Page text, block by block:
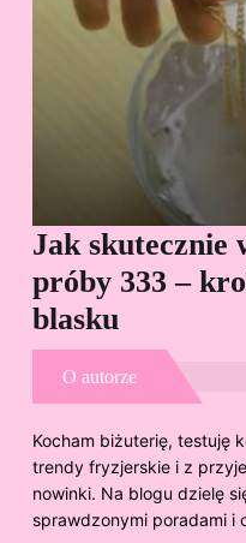
Jak skutecznie
próby 333 –
blasku
O autorze
Kocham biżuterię, testuję
trendy fryzjerskie i z
nowinki. Na blogu dzielę
sprawdzonymi poradami i